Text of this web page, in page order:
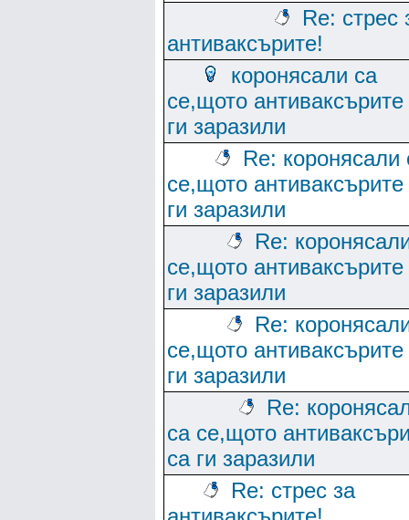
Re: стрес
антиваксърите!
коронясали са
се,щото антиваксърите
ги заразили
Re: коронясали
се,щото антиваксърите
ги заразили
Re:
се,щото антиваксърите
ги заразили
Re:
се,щото антиваксърите
ги заразили
Re:
са се,щото
са ги заразили
Re: стрес за